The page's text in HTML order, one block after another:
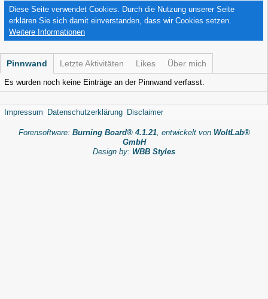
Diese Seite verwendet Cookies. Durch die Nutzung unserer Seite
erklären Sie sich damit einverstanden, dass wir Cookies setzen.
Weitere Informationen
Pinnwand Letzte Aktivitäten Likes Über mich
Es wurden noch keine Einträge an der Pinnwand verfasst.
Impressum Datenschutzerklärung Disclaimer
Forensoftware: Burning Board® 4.1.21, entwickelt von WoltLab®
GmbH
Design by: WBB Styles